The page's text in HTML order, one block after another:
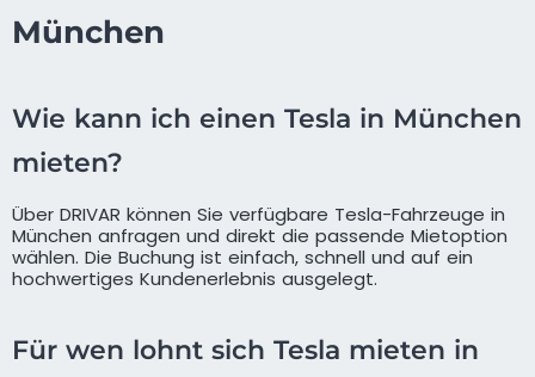
München
Wie kann ich einen Tesla in München
mieten?
Über DRIVAR können Sie verfügbare Tesla-Fahrzeuge in
München anfragen und direkt die passende Mietoption
wählen. Die Buchung ist einfach, schnell und auf ein
hochwertiges Kundenerlebnis ausgelegt.
Für wen lohnt sich Tesla mieten in